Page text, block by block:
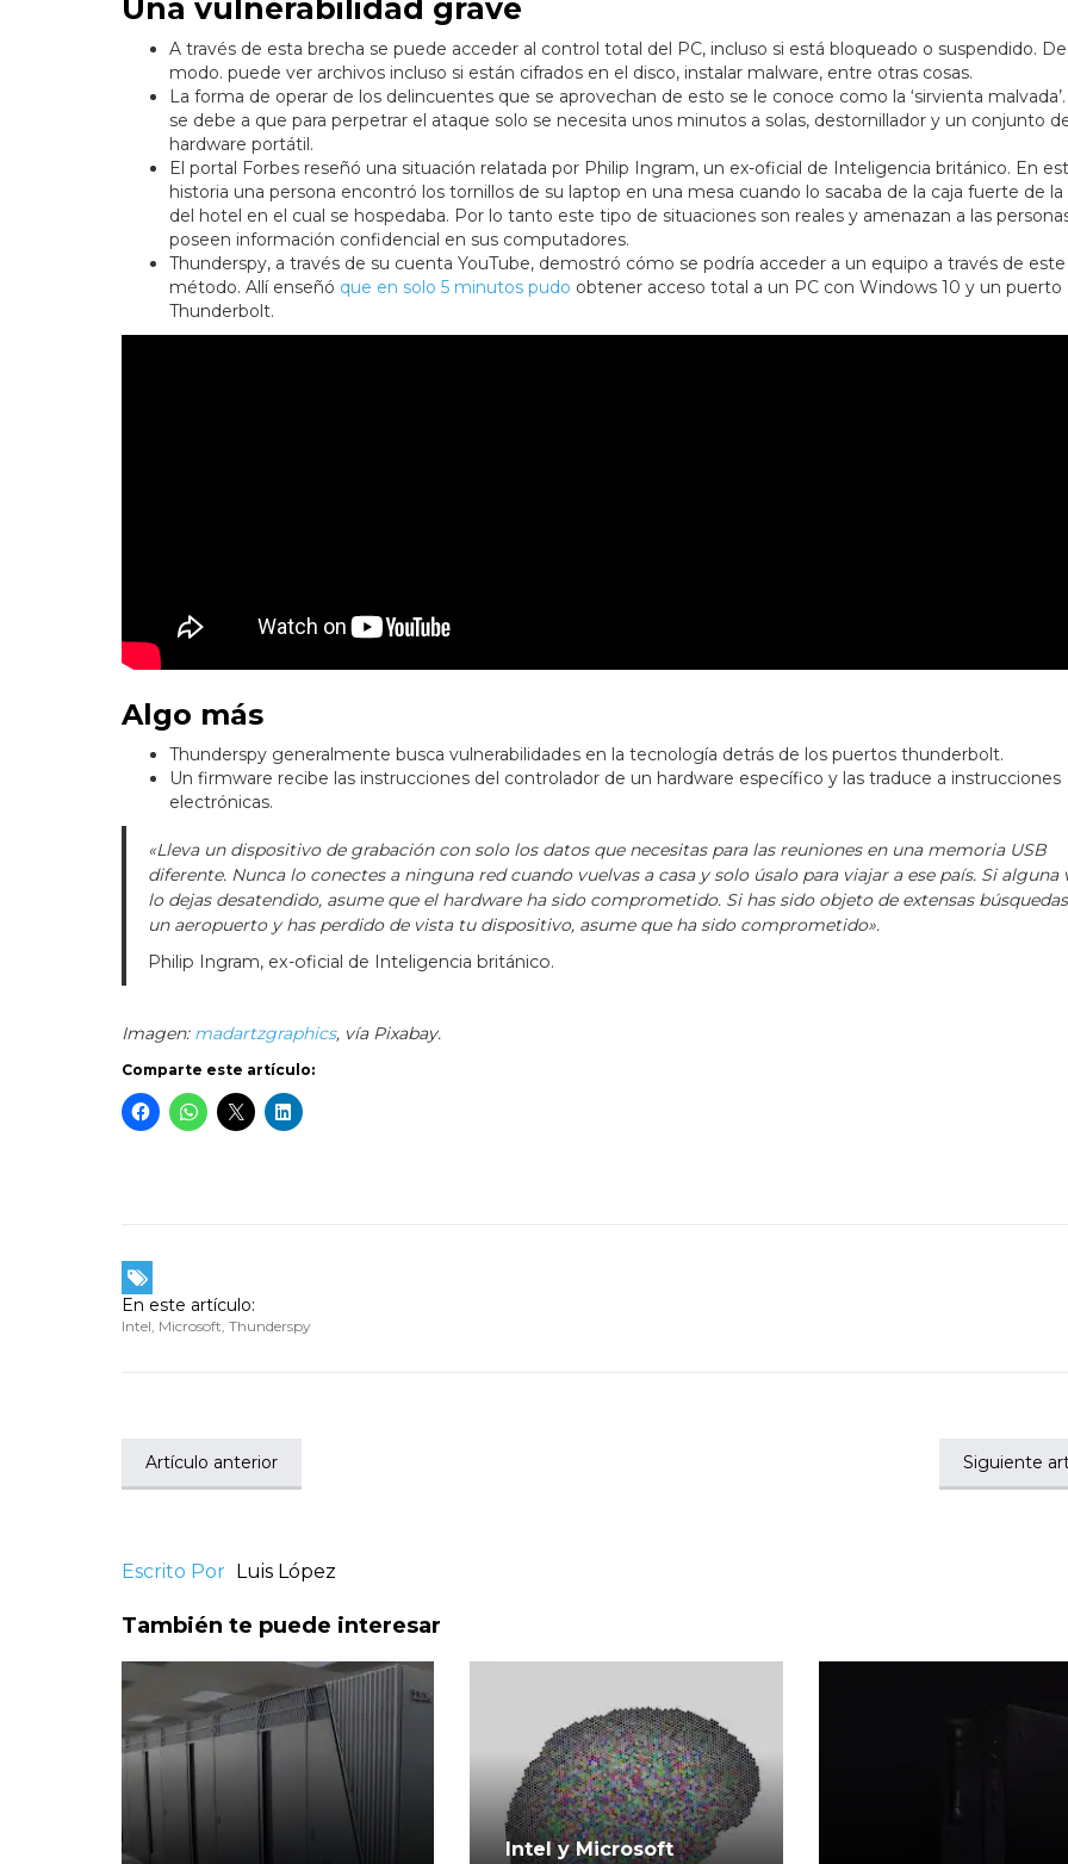
Una vulnerabilidad grave
A través de esta brecha se puede acceder al control total del PC, incluso si está bloqueado o suspendido.
modo. puede ver archivos incluso si están cifrados en el disco, instalar malware, entre otras cosas.
La forma de operar de los delincuentes que se aprovechan de esto se le conoce como la ‘sirvienta
se debe a que para perpetrar el ataque solo se necesita unos minutos a solas, destornillador y un conjunto
hardware portátil.
El portal Forbes reseñó una situación relatada por Philip Ingram, un ex-oficial de Inteligencia británico. En
historia una persona encontró los tornillos de su laptop en una mesa cuando lo sacaba de la caja fuerte de la
del hotel en el cual se hospedaba. Por lo tanto este tipo de situaciones son reales y amenazan a las
poseen información confidencial en sus computadores.
Thunderspy, a través de su cuenta YouTube, demostró cómo se podría acceder a un equipo a través de este
método. Allí enseñó que en solo 5 minutos pudo obtener acceso total a un PC con Windows 10 y un puerto
Thunderbolt.
Algo más
Thunderspy generalmente busca vulnerabilidades en la tecnología detrás de los puertos thunderbolt.
Un firmware recibe las instrucciones del controlador de un hardware específico y las traduce a instrucciones
electrónicas.
«Lleva un dispositivo de grabación con solo los datos que necesitas para las reuniones en una memoria USB
diferente. Nunca lo conectes a ninguna red cuando vuelvas a casa y solo úsalo para viajar a ese país. Si alguna
lo dejas desatendido, asume que el hardware ha sido comprometido. Si has sido objeto de extensas
un aeropuerto y has perdido de vista tu dispositivo, asume que ha sido comprometido».
Philip Ingram, ex-oficial de Inteligencia británico.
Imagen: madartzgraphics, vía Pixabay.
Comparte este artículo:
En este artículo:
Intel, Microsoft, Thunderspy
Artículo anterior Siguiente
Escrito Por Luis López
También te puede interesar
Intel y Microsoft